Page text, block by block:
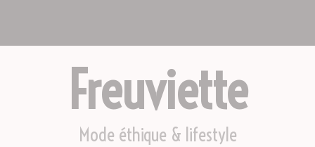
Freuviette
Mode éthique & lifestyle